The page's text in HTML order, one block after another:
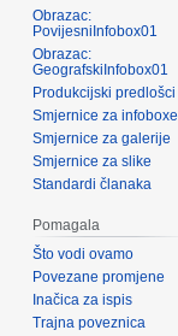
Obrazac:
PovijesniInfobox01
Obrazac:
GeografskiInfobox01
Produkcijski predlošci
Smjernice za infoboxe
Smjernice za galerije
Smjernice za slike
Standardi članaka
Pomagala
Što vodi ovamo
Povezane promjene
Inačica za ispis
Trajna poveznica